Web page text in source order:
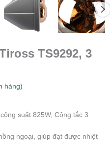
TS9292, 3
hàng)
suất 825W, Công tắc 3
ngoại, giúp đạt được nhiệt